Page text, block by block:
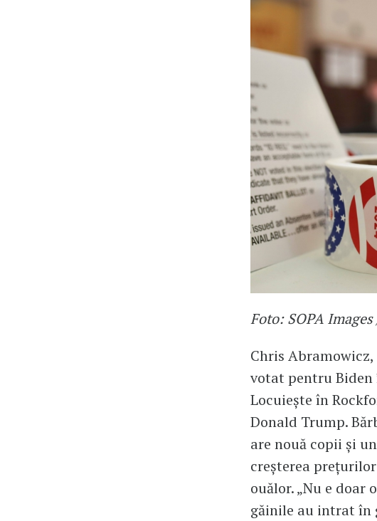
Foto: SOPA
Chris
votat pentru Biden
Locuiește în
Donald Trump.
are nouă copii și
creșterea
ouălor. „Nu e doar
găinile au intrat în